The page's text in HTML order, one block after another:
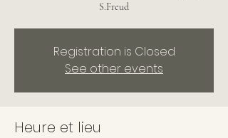
S.Freud
Registration is Closed
See other events
Heure et lieu